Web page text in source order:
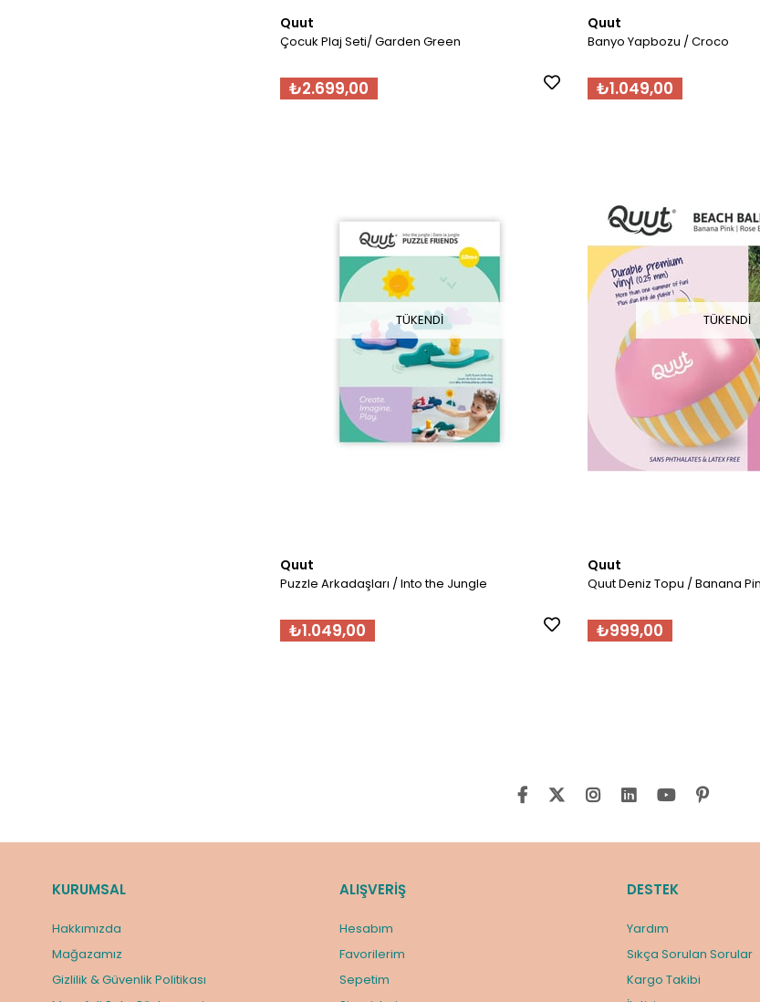
Quut
Çocuk Plaj Seti/ Garden Green
₺2.699,00
Quut
Banyo Yapbozu / Croco
₺1.049,00
TÜKENDI
Quut
Puzzle Arkadaşları / Into the Jungle
₺1.049,00
TÜKENDI
Quut
Quut Deniz Topu / Banana
₺999,00
KURUMSAL
Hakkımızda
Mağazamız
Gizlilik & Güvenlik Politikası
ALIŞVERİŞ
Hesabım
Favorilerim
Sepetim
DESTEK
Yardım
Sıkça Sorulan Sorular
Kargo Takibi